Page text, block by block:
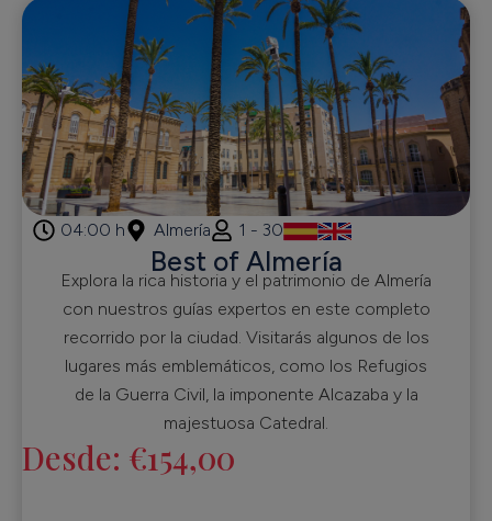
04:00 h Almería 1 - 30
Best of Almería
Explora la rica historia y el patrimonio de Almería
con nuestros guías expertos en este completo
recorrido por la ciudad. Visitarás algunos de los
lugares más emblemáticos, como los Refugios
de la Guerra Civil, la imponente Alcazaba y la
majestuosa Catedral.
Desde: €154,00